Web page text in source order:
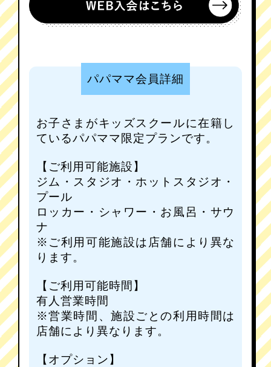
パパママ会員詳細
お子さまがキッズスクールに在籍し
ているパパママ限定プランです。
【ご利用可能施設】
ジム・スタジオ・ホットスタジオ・
プール
ロッカー・シャワー・お風呂・サウ
ナ
※ご利用可能施設は店舗により異な
ります。
【ご利用可能時間】
有人営業時間
※営業時間、施設ごとの利用時間は
店舗により異なります。
【オプション】